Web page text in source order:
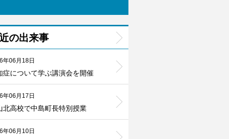
の出来事
年06月18日
症について学ぶ講演会を開催
年06月17日
北高校で中島町長特別授業
年06月10日